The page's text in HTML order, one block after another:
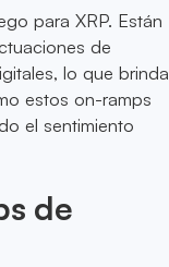
para XRP. Están
de
lo que brinda
estos on-ramps
el sentimiento
de